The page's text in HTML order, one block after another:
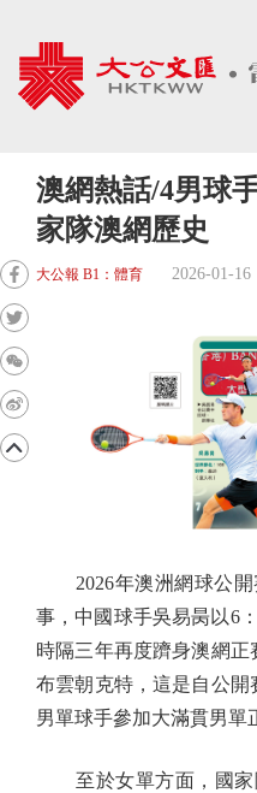
澳網熱話/4男球
家隊澳網歷史
大公報 B1：體育 2026-01-16
2026年澳洲網球公開
事，中國球手吳易昺以6
時隔三年再度躋身澳網正
布雲朝克特，這是自公開
男單球手參加大滿貫男單
至於女單方面，國家